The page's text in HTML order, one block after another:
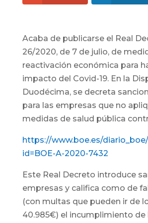
Acaba de publicarse el Real
26/2020, de 7 de julio, de
reactivación económica para
impacto del Covid-19. En la
Duodécima, se decreta
para las empresas que no
medidas de salud pública
https://www.boe.es/
id=BOE-A-2020-7432
Este Real Decreto introduce
empresas y califica como de
(con multas que pueden ir de
40.985€) el incumplimiento de